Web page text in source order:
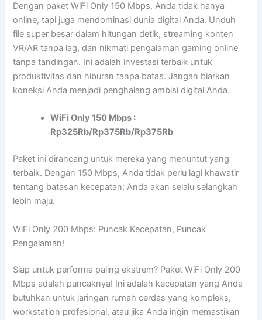
Dengan paket WiFi Only 150 Mbps, Anda tidak hanya
online, tapi juga mendominasi dunia digital Anda. Unduh
file super besar dalam hitungan detik, streaming konten
VR/AR tanpa lag, dan nikmati pengalaman gaming online
tanpa tandingan. Ini adalah investasi terbaik untuk
produktivitas dan hiburan tanpa batas. Jangan biarkan
koneksi Anda menjadi penghalang ambisi digital Anda.
WiFi Only 150 Mbps :
Rp325Rb/Rp375Rb/Rp375Rb
Paket ini dirancang untuk mereka yang menuntut yang
terbaik. Dengan 150 Mbps, Anda tidak perlu lagi khawatir
tentang batasan kecepatan; Anda akan selalu selangkah
lebih maju.
WiFi Only 200 Mbps: Puncak Kecepatan, Puncak
Pengalaman!
Siap untuk performa paling ekstrem? Paket WiFi Only 200
Mbps adalah puncaknya! Ini adalah kecepatan yang Anda
butuhkan untuk jaringan rumah cerdas yang kompleks,
workstation profesional, atau jika Anda ingin memastikan